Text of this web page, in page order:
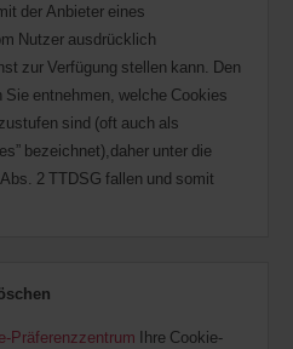
der Anbieter eines
Nutzer ausdrücklich
zur Verfügung stellen kann. Den
entnehmen, welche Cookies
sind (oft auch als
bezeichnet),daher unter die
2 TTDSG fallen und somit
Präferenzzentrum Ihre Cookie-